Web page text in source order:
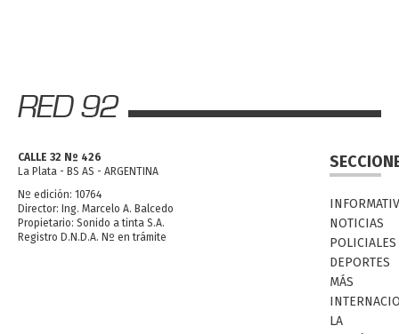
CALLE 32 Nº 426
La Plata - BS AS - ARGENTINA
Nº edición: 10764
Director: Ing. Marcelo A. Balcedo
Propietario: Sonido a tinta S.A.
Registro D.N.D.A. Nº en trámite
NOTICIAS
POLICIALES
DEPORTES
MÁS
LA